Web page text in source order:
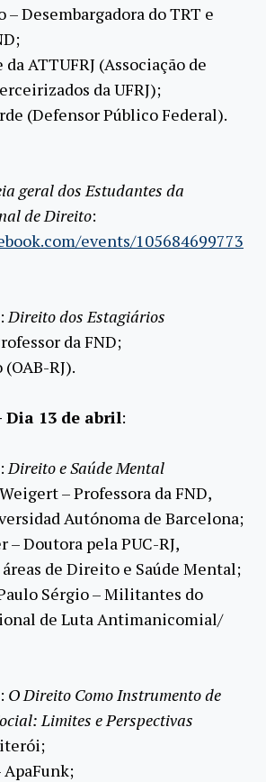
– Desembargadora do TRT e
ATTUFRJ (Associação de
da UFRJ);
(Defensor Público Federal).
geral dos Estudantes da
de Direito:
events/105684699773
: Direito dos Estagiários
da FND;
RJ).
Dia 13 de abril:
: Direito e Saúde Mental
– Professora da FND,
Autónoma de Barcelona;
– Doutora pela PUC-RJ,
de Direito e Saúde Mental;
Sérgio – Militantes do
de Luta Antimanicomial/
: O Direito Como Instrumento de
Limites e Perspectivas
ApaFunk;